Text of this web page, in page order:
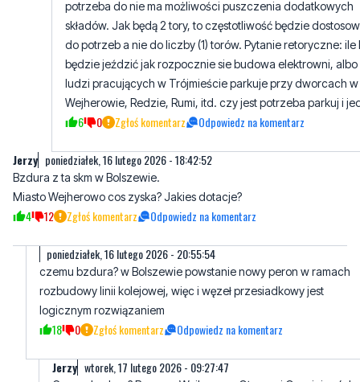
potrzeba do nie ma możliwości puszczenia dodatkowych
składów. Jak będą 2 tory, to częstotliwość będzie
do potrzeb a nie do liczby (1) torów. Pytanie retoryczne: ile
będzie jeździć jak rozpocznie sie budowa elektrowni, albo
ludzi pracujących w Trójmieście parkuje przy dworcach w
Wejherowie, Redzie, Rumi, itd. czy jest potrzeba parkuj i
6 0 Zgłoś komentarz Odpowiedz na komentarz
Jerzy poniedziałek, 16 lutego 2026 - 18:42:52
Bzdura z ta skm w Bolszewie.
Miasto Wejherowo cos zyska? Jakies dotacje?
4 12 Zgłoś komentarz Odpowiedz na komentarz
poniedziałek, 16 lutego 2026 - 20:55:54
czemu bzdura? w Bolszewie powstanie nowy peron w ramach
rozbudowy linii kolejowej, więc i węzeł przesiadkowy jest
logicznym rozwiązaniem
18 0 Zgłoś komentarz Odpowiedz na komentarz
Jerzy wtorek, 17 lutego 2026 - 09:27:47